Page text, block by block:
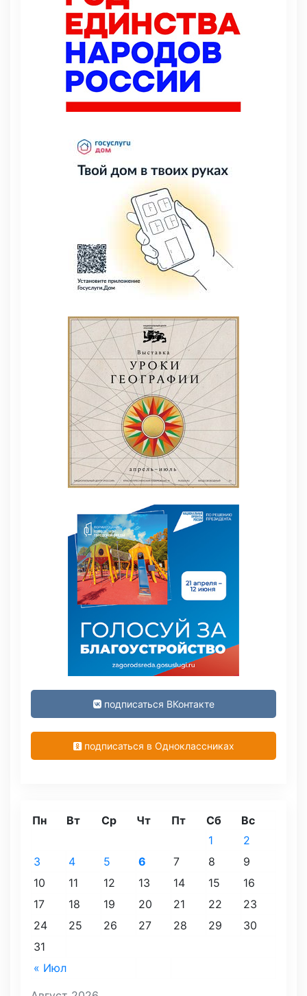
подписаться ВКонтакте
подписаться в Одноклассниках
Пн Вт Ср Чт Пт Сб Вс
« Июл
1
2
3
4 5 6 7 8
9
10
11 12 13 14 15
16
17
18 19 20 21 22
23
24
25 26 27 28 29
30
31